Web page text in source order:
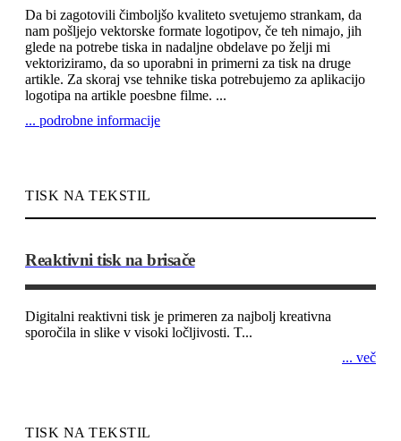
Da bi zagotovili čimboljšo kvaliteto svetujemo strankam, da
nam pošljejo vektorske formate logotipov, če teh nimajo, jih
glede na potrebe tiska in nadaljne obdelave po želji mi
vektoriziramo, da so uporabni in primerni za tisk na druge
artikle. Za skoraj vse tehnike tiska potrebujemo za aplikacijo
logotipa na artikle poesbne filme. ...
... podrobne informacije
TISK NA TEKSTIL
Reaktivni tisk na brisače
Digitalni reaktivni tisk je primeren za najbolj kreativna
sporočila in slike v visoki ločljivosti. T...
... več
TISK NA TEKSTIL